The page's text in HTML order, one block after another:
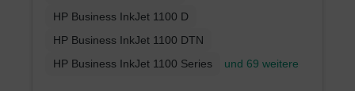
HP Business InkJet 1100 D
HP Business InkJet 1100 DTN
HP Business InkJet 1100 Series
und 69 weitere